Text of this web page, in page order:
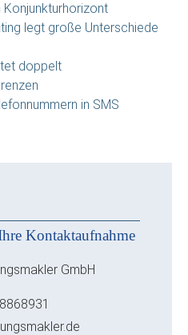
legt große Unterschiede
doppelt
in SMS
Kontaktaufnahme
GmbH